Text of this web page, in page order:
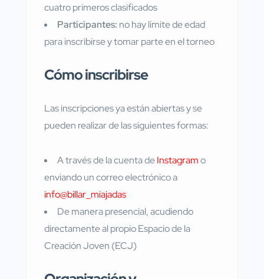
cuatro primeros clasificados
Participantes: no hay límite de edad
para inscribirse y tomar parte en el torneo
Cómo inscribirse
Las inscripciones ya están abiertas y se
pueden realizar de las siguientes formas:
A través de la cuenta deInstagramo
enviando un correo electrónico a
info@billar_miajadas
De manera presencial, acudiendo
directamente al propio Espacio de la
Creación Joven (ECJ)